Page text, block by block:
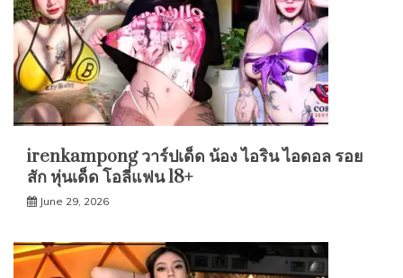
irenkampong วาร์ปเด็ด น้อง ไอริน ไอดอล รอย
สัก หุ่นเด็ด โอลี่แฟน 18+
June 29, 2026